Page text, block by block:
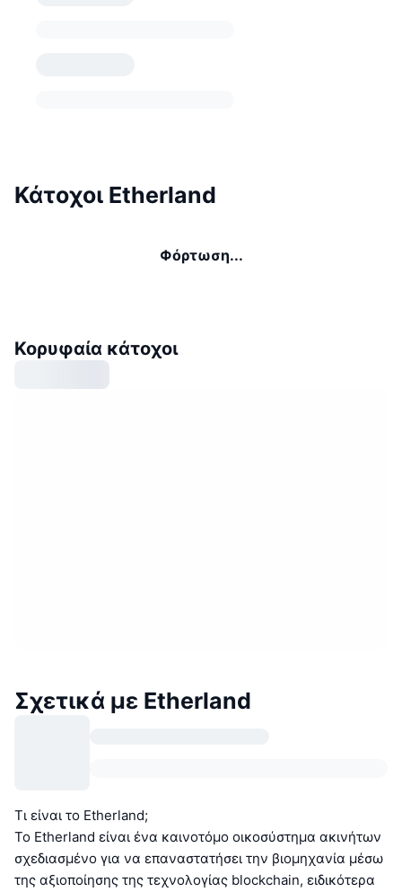
Κάτοχοι Etherland
Φόρτωση...
Κορυφαία κάτοχοι
Σχετικά με Etherland
Τι είναι το Etherland;
Το Etherland είναι ένα καινοτόμο οικοσύστημα ακινήτων
σχεδιασμένο για να επαναστατήσει την βιομηχανία μέσω
της αξιοποίησης της τεχνολογίας blockchain, ειδικότερα